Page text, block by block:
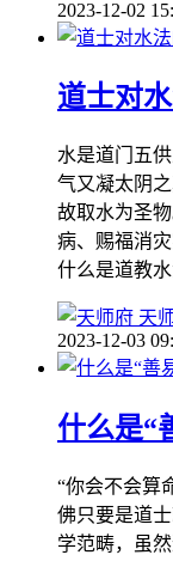
2023-12-02
道士对
水是道门五
气又凝太阴
故取水为圣
病、赐福消
什么是道教
天
2023-12-03
什么是“
“你会不会算
佛只要是道
学范畴，虽